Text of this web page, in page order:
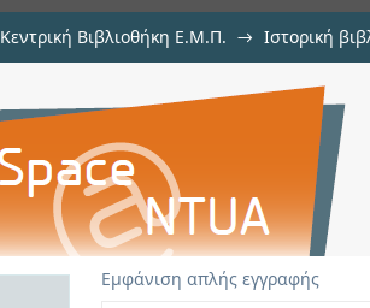
Κεντρική Βιβλιοθήκη Ε.Μ.Π. → Ιστορική
Εμφάνιση απλής εγγραφής